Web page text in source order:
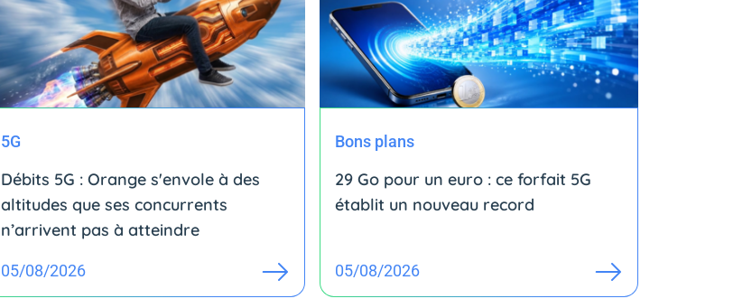
5G
Débits 5G : Orange s'envole à des
altitudes que ses concurrents
n’arrivent pas à atteindre
05/08/2026
Bons plans
29 Go pour un euro : ce forfait 5G
établit un nouveau record
05/08/2026